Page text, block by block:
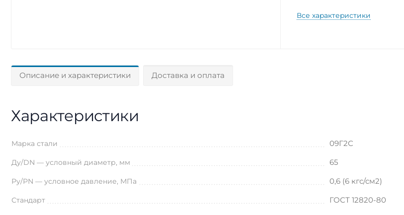
Все характеристики
Описание и характеристики Доставка и оплата
Характеристики
Марка стали 09Г2С
Ду/DN — условный диаметр, мм 65
Ру/PN — условное давление, МПа 0,6 (6 кгс/см2)
Стандарт ГОСТ 12820-80